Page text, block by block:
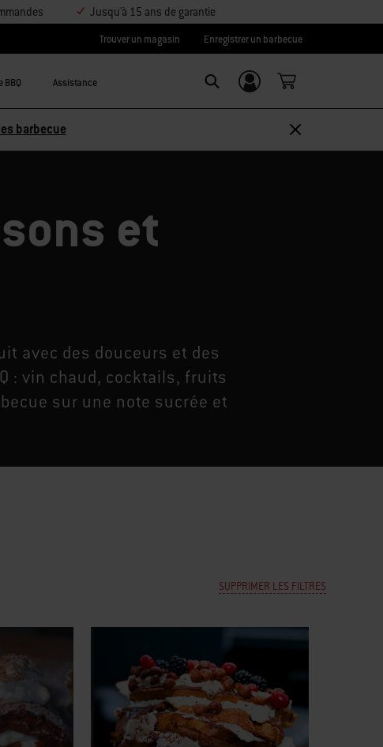
Jusqu'à 15 ans de garantie
Trouver un magasin Enregistrer un barbecue
BBQ Assistance
Se connecter/
S’inscrire
10 % –
et
avec des douceurs et des
: vin chaud, cocktails, fruits
sur une note sucrée et
SUPPRIMER LES FILTRES